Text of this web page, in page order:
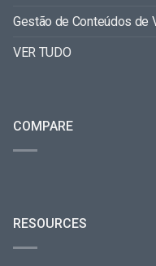
Gestão de Conteúdos de
VER TUDO
COMPARE
RESOURCES